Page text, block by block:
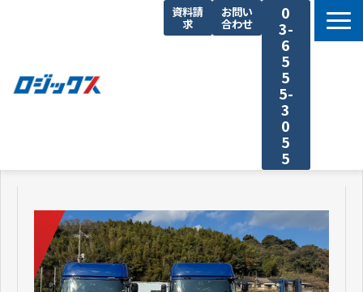
資料請
求
お問い
合わせ
0
3-
6
5
5
5-
3
0
5
5
機能まとめ
料金プラン
導入事例